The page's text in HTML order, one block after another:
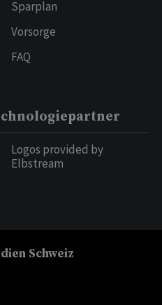
Sparplan
Vorsorge
FAQ
Logos provided by
Elbstream
Schweiz